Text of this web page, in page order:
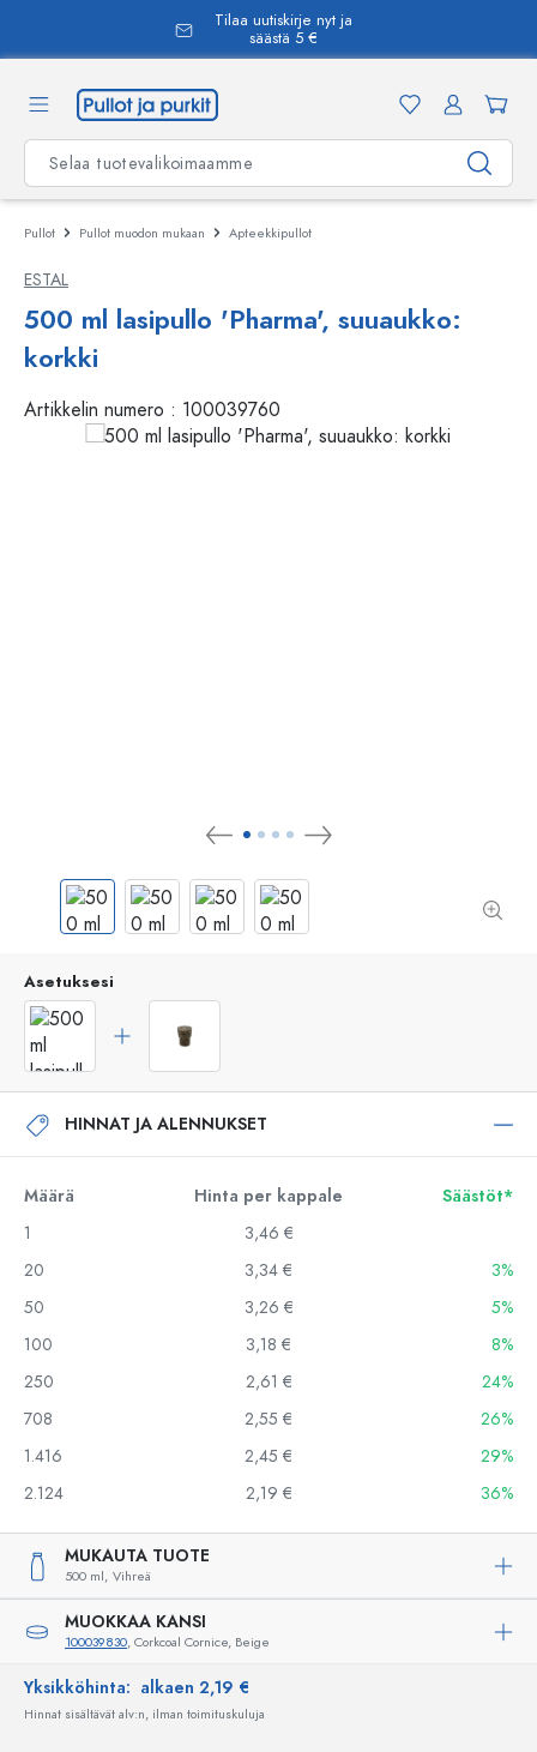
Tilaa uutiskirje nyt ja
säästä 5 €
Pullot Pullot muodon mukaan Apteekkipullot
ESTAL
500 ml lasipullo 'Pharma', suuaukko:
korkki
Artikkelin numero : 100039760
Asetuksesi
HINNAT JA ALENNUKSET
Määrä Hinta per kappale
Säästöt*
1
3,46 €
20
3,34 €
3%
50
3,26 €
5%
100
3,18 €
8%
250
2,61 €
24%
708
2,55 €
26%
1.416
2,45 €
29%
2.124
2,19 € 36%
MUKAUTA TUOTE
500 ml, Vihreä
MUOKKAA KANSI
100039830, Corkcoal Cornice, Beige
Yksikköhinta: alkaen 2,19 €
Hinnat sisältävät alv:n, ilman toimituskuluja